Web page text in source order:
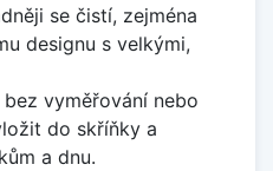
se čistí, zejména
designu s velkými,
vyměřování nebo
do skříňky a
a dnu.